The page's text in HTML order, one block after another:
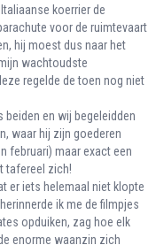
koerrier de
voor de ruimtevaart
hij moest dus naar het
wachtoudste
regelde de toen nog niet
en wij begeleidden
waar hij zijn goederen
februari) maar exact een
tafereel zich!
er iets helemaal niet klopte
ik me de filmpjes
opduiken, zag hoe elk
enorme waanzin zich